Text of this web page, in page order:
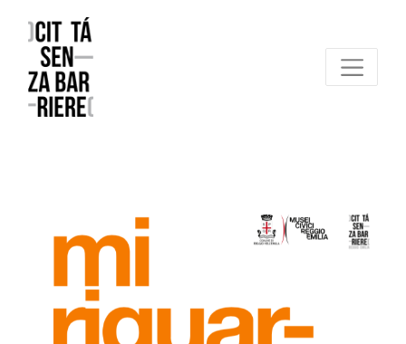
Reggio Emilia Città senza barriere